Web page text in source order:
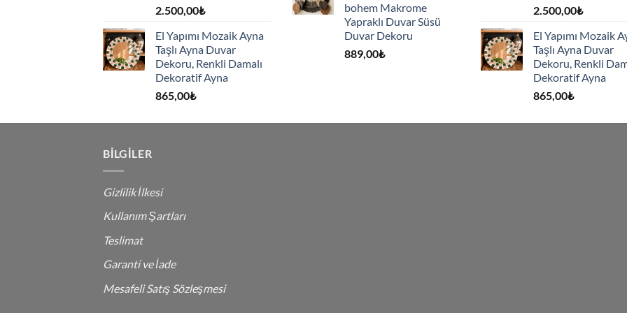
2.500,00₺
El Yapımı Mozaik Ayna
Taşlı Ayna Duvar
Dekoru, Renkli Damalı
Dekoratif Ayna
865,00₺
bohem Makrome
Yapraklı Duvar Süsü
Duvar Dekoru
889,00₺
2.500,00₺
El Yapımı Mozaik
Taşlı Ayna Duvar
Dekoru, Renkli
Dekoratif Ayna
865,00₺
BILGILER
Gizlilik İlkesi
Kullanım Şartları
Teslimat
Garanti ve İade
Mesafeli Satış Sözleşmesi